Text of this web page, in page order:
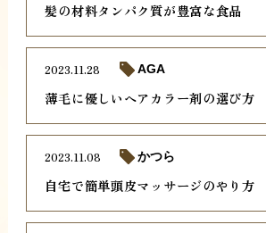
髪の材料タンパク質が豊富な食品
薄毛に優しいヘアカラー剤の選び方
2023.11.28 AGA
自宅で簡単頭皮マッサージのやり方
2023.11.08 かつら